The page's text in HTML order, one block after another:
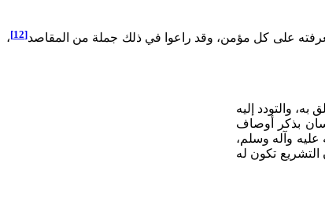
على كل مؤمن، وقد راعوا في ذلك جملة من المقاصد[12]
،
والتودد إليه
بذكر أوصاف
عليه وآله وسلم،
تكون له